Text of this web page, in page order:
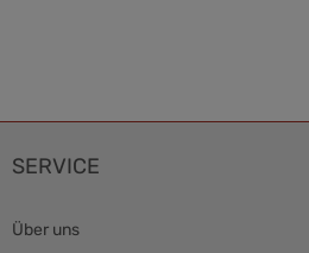
SERVICE
Über uns